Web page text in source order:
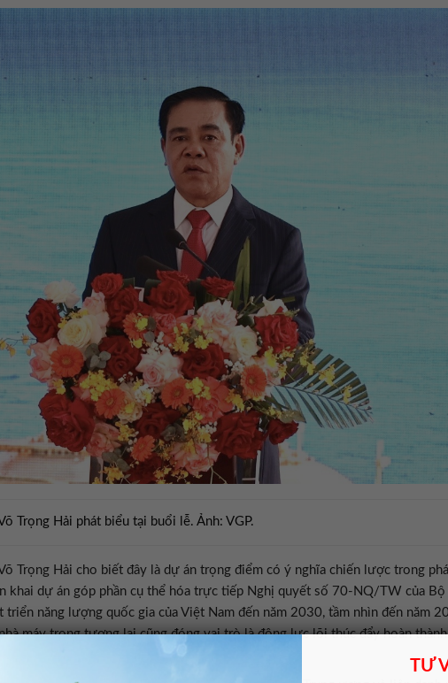
TƯ
Trọng Hải phát biểu tại buổi lễ. Ảnh: VGP.
Trọng Hải cho biết đây là dự án trọng điểm có ý nghĩa chiến lược trong
khai dự án góp phần cụ thể hóa trực tiếp Nghị quyết số 70-NQ/TW của Bộ
năng lượng quốc gia của Việt Nam đến năm 2030, tầm nhìn đến năm
máy trong tương lai cũng đóng vai trò là động lực lõi thúc đẩy hoàn thành
An thời kỳ 2021 – 2030, tầm nhìn đến năm 2050.